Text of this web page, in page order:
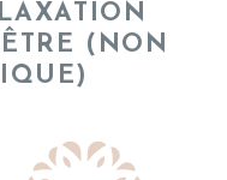
(NON